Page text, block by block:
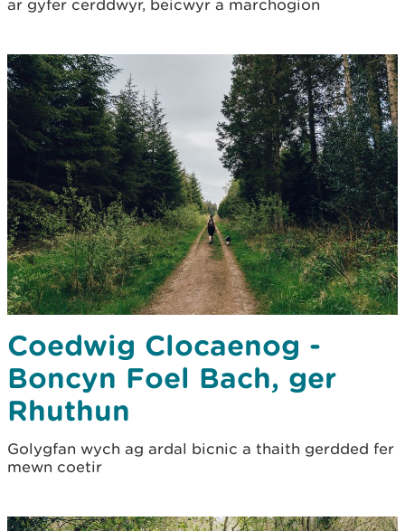
ar gyfer cerddwyr, beicwyr a marchogion
Coedwig Clocaenog -
Boncyn Foel Bach, ger
Rhuthun
Golygfan wych ag ardal bicnic a thaith gerdded fer
mewn coetir